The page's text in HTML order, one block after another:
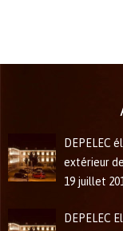
DEPELEC
extérieur
19 juillet
DEPELEC